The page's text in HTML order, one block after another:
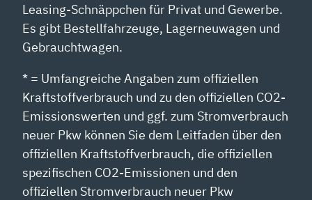
Leasing-Schnäppchen für Privat und Gewerbe.
Es gibt Bestellfahrzeuge, Lagerneuwagen und
Gebrauchtwagen.
* = Umfangreiche Angaben zum offiziellen
Kraftstoffverbrauch und zu den offiziellen CO2-
Emissionswerten und ggf. zum Stromverbrauch
neuer Pkw können Sie dem Leitfaden über den
offiziellen Kraftstoffverbrauch, die offiziellen
spezifischen CO2-Emissionen und den
offiziellen Stromverbrauch neuer Pkw